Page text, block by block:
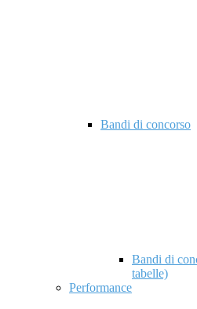
Bandi di concorso
Bandi di
tabelle)
Performance